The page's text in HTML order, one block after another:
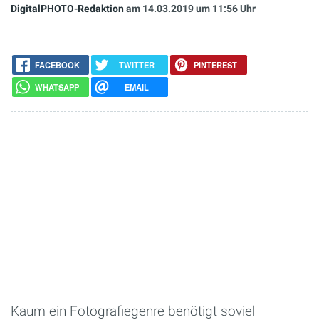
DigitalPHOTO-Redaktionam 14.03.2019um 11:56 Uhr
FACEBOOK TWITTER
PINTEREST
WHATSAPP
EMAIL
Kaum ein Fotografiegenre benötigt soviel